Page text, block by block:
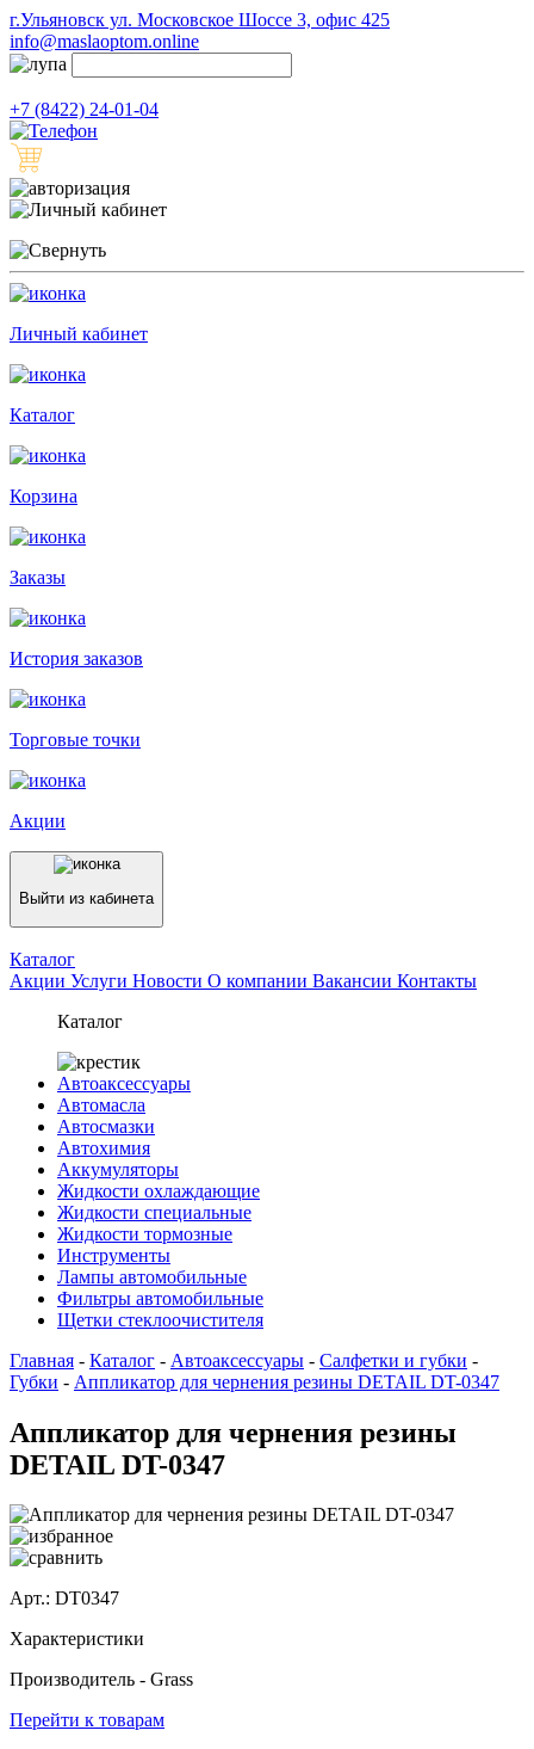
г.Ульяновск ул. Московское Шоссе 3, офис 425
info@maslaoptom.online
+7 (8422) 24-01-04
Личный кабинет
Каталог
Корзина
Заказы
История заказов
Торговые точки
Акции
Выйти из кабинета
Каталог
Акции Услуги Новости О компании Вакансии Контакты
Каталог
Автоаксессуары
Автомасла
Автосмазки
Автохимия
Аккумуляторы
Жидкости охлаждающие
Жидкости специальные
Жидкости тормозные
Инструменты
Лампы автомобильные
Фильтры автомобильные
Щетки стеклоочистителя
Главная - Каталог - Автоаксессуары - Салфетки и губки -
Губки - Аппликатор для чернения резины DETAIL DT-0347
Аппликатор для чернения резины
DETAIL DT-0347
Арт.: DT0347
Характеристики
Производитель - Grass
Перейти к товарам